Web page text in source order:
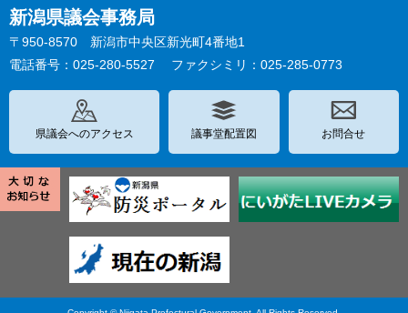
新潟県議会事務局
〒950-8570 新潟市中央区新光町4番地1
電話番号：025-280-5527
ファクシミリ：025-285-0773
県議会へのアクセス 議事堂配置図 お問合せ